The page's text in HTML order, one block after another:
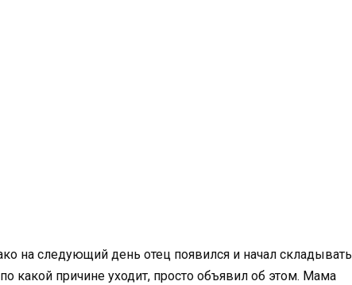
на следующий день отец появился и начал складывать
какой причине уходит, просто объявил об этом. Мама